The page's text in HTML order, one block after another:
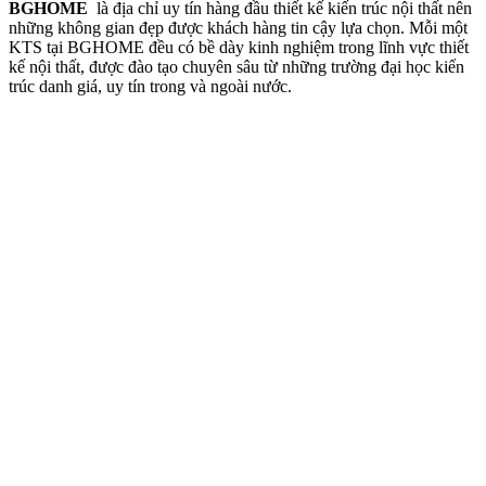
BGHOME là địa chỉ uy tín hàng đầu thiết kế kiến trúc nội thất nên
những không gian đẹp được khách hàng tin cậy lựa chọn. Mỗi một
KTS tại BGHOME đều có bề dày kinh nghiệm trong lĩnh vực thiết
kế nội thất, được đào tạo chuyên sâu từ những trường đại học kiến
trúc danh giá, uy tín trong và ngoài nước.